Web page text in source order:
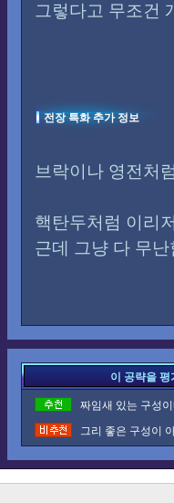
그렇다고 무조건
전장 특화 추가 정보
브락이나 영전처
핵탄두처럼 이리
근데 그냥 다 무난
이 공략을
짜임새 있는 구성
그리 좋은 구성이